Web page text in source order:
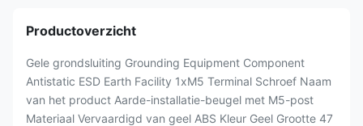
Productoverzicht
Gele grondsluiting Grounding Equipment Component
Antistatic ESD Earth Facility 1xM5 Terminal Schroef Naam
van het product Aarde-installatie-beugel met M5-post
Materiaal Vervaardigd van geel ABS Kleur Geel Grootte 47